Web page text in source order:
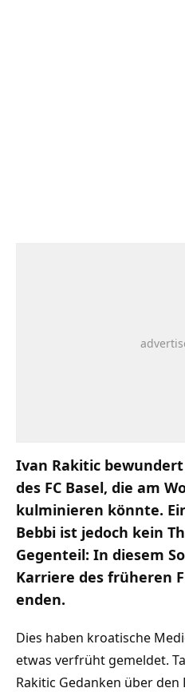
Ivan Rakitic
des FC Basel, die am
kulminieren könnte.
Bebbi ist jedoch kein
Gegenteil: In diesem
Karriere des früheren
enden.
Dies haben kroatische
etwas verfrüht gemeldet.
Rakitic Gedanken über den